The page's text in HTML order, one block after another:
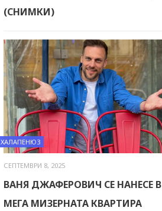
(СНИМКИ)
ХАЛАПЕНЮЗ
СЕПТЕМВРИ 8, 2025
ВАНЯ ДЖАФЕРОВИЧ СЕ НАНЕСЕ В
МЕГА МИЗЕРНАТА КВАРТИРА